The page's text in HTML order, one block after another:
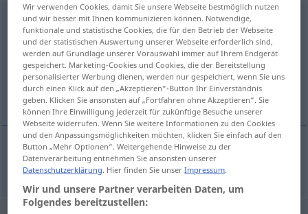
bradavicaf
Übersicht aller Übersetzungen
(Für mehr Details die Übersetzung anklicken/antippen)
Warze
Warze bradavica
Wir verwenden Cookies, damit Sie unsere Webseite bestmöglich nutzen
und wir besser mit Ihnen kommunizieren können. Notwendige,
funktionale und statistische Cookies, die für den Betrieb der Webseite
und der statistischen Auswertung unserer Webseite erforderlich sind,
werden auf Grundlage unserer Vorauswahl immer auf Ihrem Endgerät
gespeichert. Marketing-Cookies und Cookies, die der Bereitstellung
personalisierter Werbung dienen, werden nur gespeichert, wenn Sie uns
durch einen Klick auf den „Akzeptieren“-Button Ihr Einverständnis
geben. Klicken Sie ansonsten auf „Fortfahren ohne Akzeptieren“. Sie
können Ihre Einwilligung jederzeit für zukünftige Besuche unserer
Webseite widerrufen. Wenn Sie weitere Informationen zu den Cookies
und den Anpassungsmöglichkeiten möchten, klicken Sie einfach auf den
Button „Mehr Optionen“. Weitergehende Hinweise zu der
Datenverarbeitung entnehmen Sie ansonsten unserer
Datenschutzerklärung. Hier finden Sie unserImpressum.
Wir und unsere Partner verarbeiten Daten, um
Folgendes bereitzustellen: